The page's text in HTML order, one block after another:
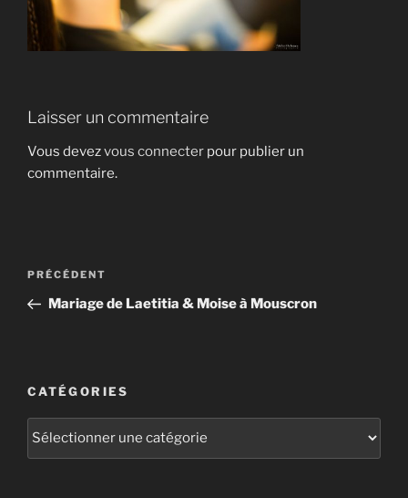
Laisser un commentaire
Vous devezvous connecter pour publier un
commentaire.
Navigation
l’article
Article
précédent
PRÉCÉDENT
Mariage de Laetitia & Moise à Mouscron
CATÉGORIES
Catégories